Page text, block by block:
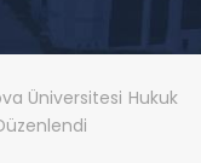
Üniversitesi Hukuk